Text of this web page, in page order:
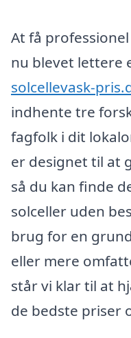
At få
nu blevet lettere
solcellevask-
indhente tre
fagfolk i dit
er designet til at
så du kan finde
solceller uden
brug for en
eller mere
står vi klar til at
de bedste priser